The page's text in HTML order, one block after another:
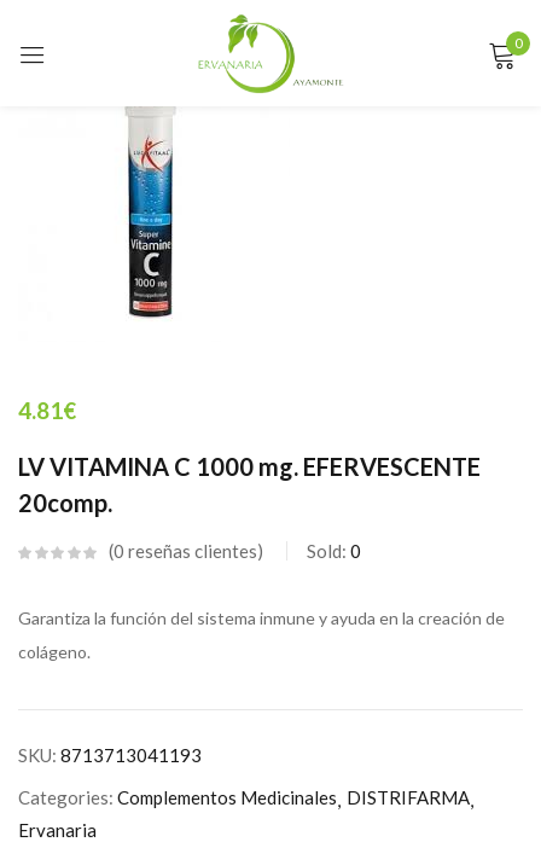
0
4.81€
LV VITAMINA C 1000 mg. EFERVESCENTE
20comp.
0 reseñas clientes Sold: 0
Garantiza la función del sistema inmune y ayuda en la creación de
colágeno.
SKU: 8713713041193
Categories: Complementos Medicinales DISTRIFARMA
Ervanaria
Sign in
Remember me